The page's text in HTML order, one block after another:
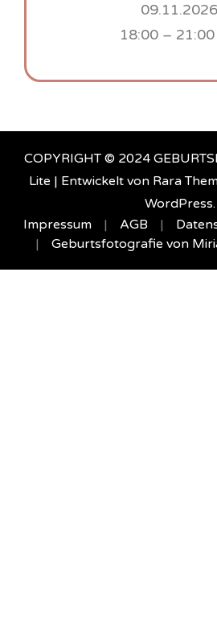
09.11.2026
18:00 –
COPYRIGHT © 2024
Lite | Entwickelt von Rara
WordPress.
Impressum
AGB
Geburtsfotografie von